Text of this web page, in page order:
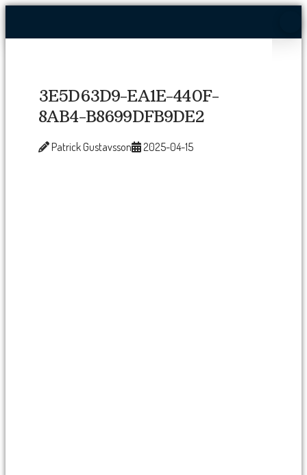
3E5D63D9-EA1E-440F-
8AB4-B8699DFB9DE2
Patrick Gustavsson 2025-04-15